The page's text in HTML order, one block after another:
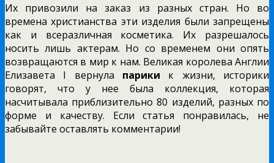
Их привозили на заказ из разных стран. Но во
времена христианства эти изделия были запрещены
как и всеразличная косметика. Их разрешалось
носить лишь актерам. Но со временем они опять
возвращаются в мир к нам. Великая королева Англии
Елизавета I вернула парики к жизни, историки
говорят, что у нее была коллекция, которая
насчитывала приблизительно 80 изделий, разных по
форме и качеству. Если статья понравилась, не
забывайте оставлять комментарии!